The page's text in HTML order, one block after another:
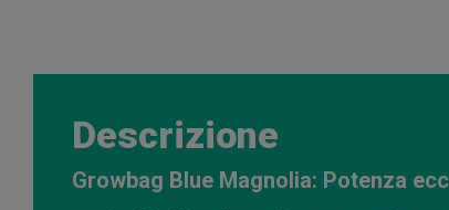
Descrizione
Growbag Blue Magnolia: Potenza